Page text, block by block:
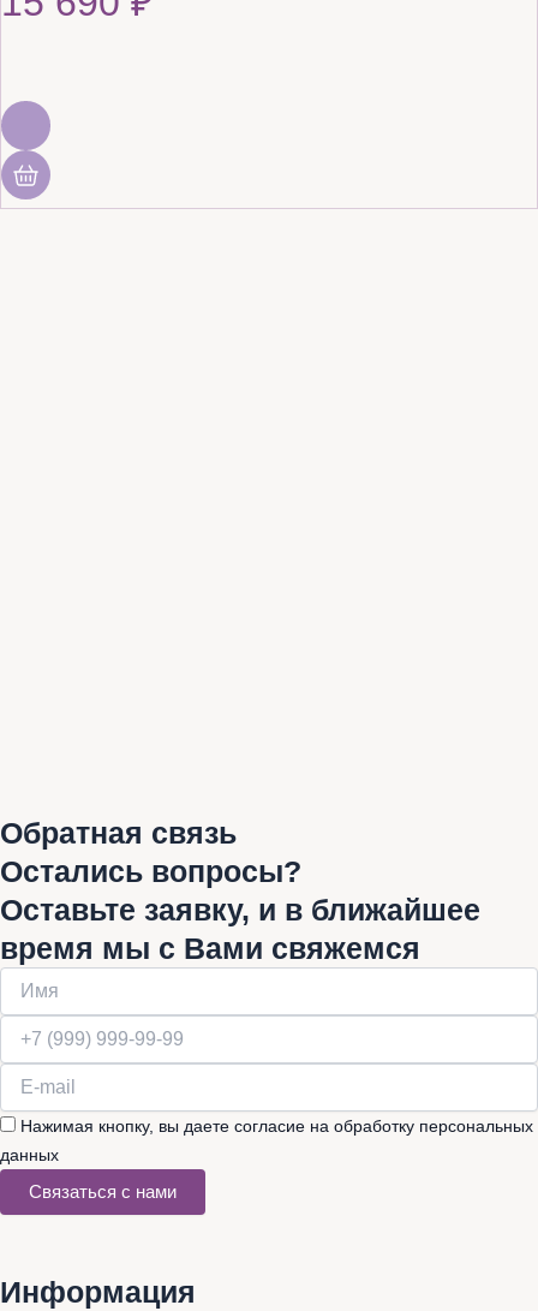
Обратная связь
Остались вопросы?
Оставьте заявку, и в ближайшее
время мы с Вами свяжемся
Нажимая кнопку, вы даете согласие на обработку персональных
данных
Связаться с нами
Информация